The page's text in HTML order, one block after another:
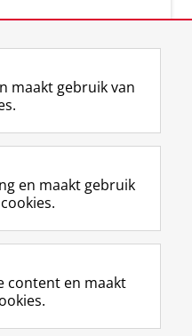
F
a
e
b
o
p
a
i
L
i
k
e
I
-
p
g
R
S
-
f
e
R
k
I
n
t
r
m
c
Y
o
T
e
k
a
maakt gebruik van
en maakt gebruik
content en maakt